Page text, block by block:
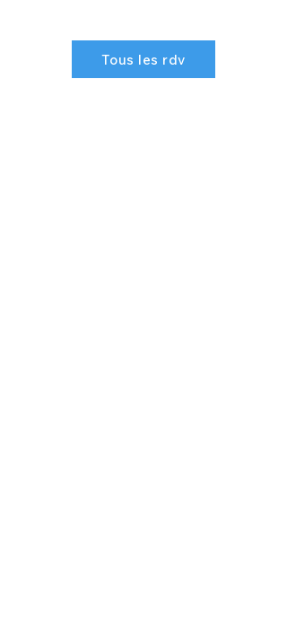
Tous les rdv